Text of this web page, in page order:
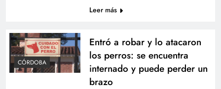
Leer más
CÓRDOBA
Entró a robar y lo atacaron
los perros: se encuentra
internado y puede perder un
brazo